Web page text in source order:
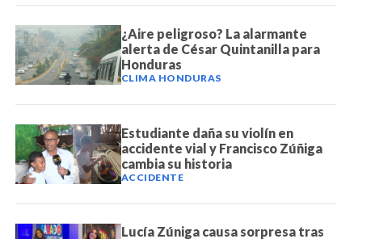
¿Aire peligroso? La alarmante
alerta de César Quintanilla para
Honduras
CLIMA HONDURAS
Estudiante daña su violín en
accidente vial y Francisco Zúñiga
cambia su historia
ACCIDENTE
Lucía Zúniga causa sorpresa tras